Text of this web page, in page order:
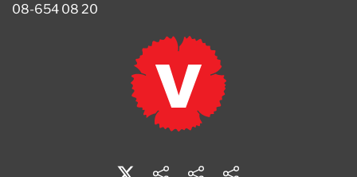
08-654 08 20